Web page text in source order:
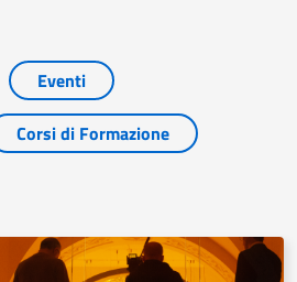
Eventi
Corsi di Formazione